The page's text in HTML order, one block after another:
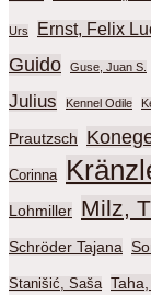
Urs Ernst, Felix
Guido
Guse, Juan S.
Julius
Kennel Odile
Prautzsch
Corinna
Lohmiller Milz,
Schröder Tajana
Stanišić, Saša